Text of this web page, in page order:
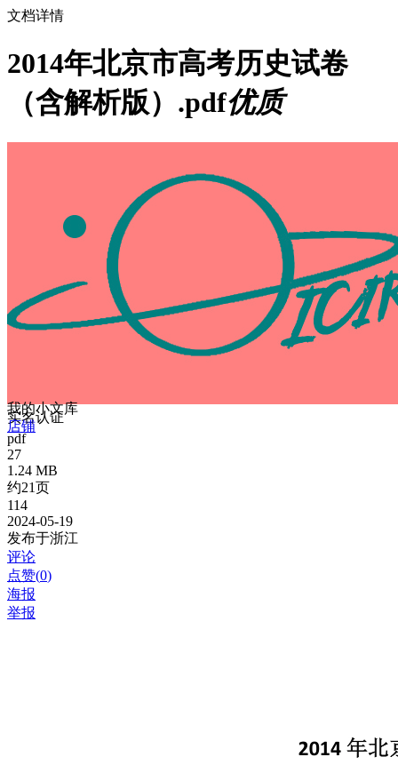
文档详情
2014年北京市高考历史试卷
（含解析版）.pdf优质
我的小文库
实名认证
店铺
pdf
27
1.24 MB
约21页
114
2024-05-19
发布于浙江
评论
点赞(0)
海报
举报